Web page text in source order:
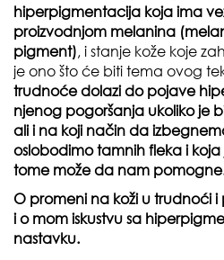
hiperpigmentacija koja ima
proizvodnjom melanina (
pigment), i stanje kože koje
je ono što će biti tema ovog
trudnoće dolazi do pojave
njenog pogoršanja ukoliko je
ali i na koji način da
oslobodimo tamnih fleka i koja
tome može da nam
O promeni na koži u trudnoći
i o mom iskustvu sa
nastavku.